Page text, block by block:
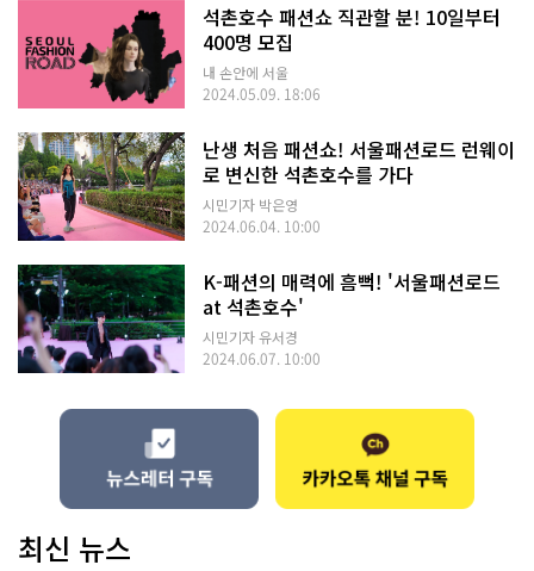
석촌호수 패션쇼 직관할 분! 10일부터
400명 모집
내 손안에 서울
2024.05.09. 18:06
난생 처음 패션쇼! 서울패션로드 런웨이
로 변신한 석촌호수를 가다
시민기자 박은영
2024.06.04. 10:00
K-패션의 매력에 흠뻑! '서울패션로드
at 석촌호수'
시민기자 유서경
2024.06.07. 10:00
최신 뉴스